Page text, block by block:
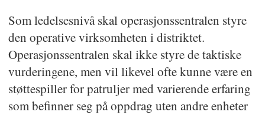
Som ledelsesnivå skal operasjonssentralen styre
den operative virksomheten i distriktet.
Operasjonssentralen skal ikke styre de taktiske
vurderingene, men vil likevel ofte kunne være en
støttespiller for patruljer med varierende erfaring
som befinner seg på oppdrag uten andre enheter